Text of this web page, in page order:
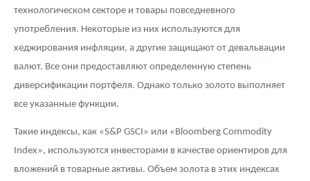
технологическом секторе и товары повседневного
употребления. Некоторые из них используются для
хеджирования инфляции, а другие защищают от девальвации
валют. Все они предоставляют определенную степень
диверсификации портфеля. Однако только золото выполняет
все указанные функции.
Такие индексы, как «S&P GSCI» или «Bloomberg Commodity
Index», используются инвесторами в качестве ориентиров для
вложений в товарные активы. Объем золота в этих индексах